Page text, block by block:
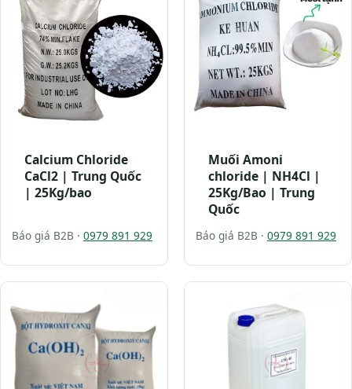
Calcium Chloride
CaCl2 | Trung Quốc
| 25Kg/bao
Báo giá B2B · 0979 891 929
Muối Amoni
chloride | NH4Cl |
25Kg/Bao | Trung
Quốc
Báo giá B2B · 0979 891 929